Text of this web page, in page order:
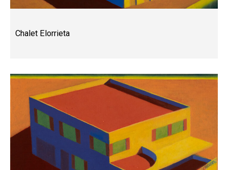
Chalet Elorrieta